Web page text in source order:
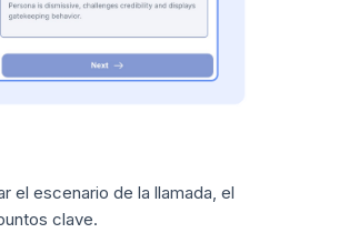
el escenario de la llamada, el
clave.